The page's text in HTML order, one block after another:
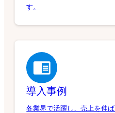
す。
導入事例
各業界で活躍し、売上を伸